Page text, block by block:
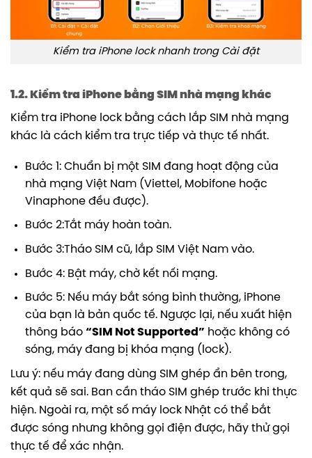
Kiểm tra iPhone lock nhanh trong Cài đặt
1.2. Kiểm tra iPhone bằng SIM nhà mạng khác
Kiểm tra iPhone lock bằng cách lắp SIM nhà mạng
khác là cách kiểm tra trực tiếp và thực tế nhất.
Bước 1: Chuẩn bị một SIM đang hoạt động của
nhà mạng Việt Nam (Viettel, Mobifone hoặc
Vinaphone đều được).
Bước 2:Tắt máy hoàn toàn.
Bước 3:Tháo SIM cũ, lắp SIM Việt Nam vào.
Bước 4: Bật máy, chờ kết nối mạng.
Bước 5: Nếu máy bắt sóng bình thường, iPhone
của bạn là bản quốc tế. Ngược lại, nếu xuất hiện
thông báo “SIM Not Supported” hoặc không có
sóng, máy đang bị khóa mạng (lock).
Lưu ý: nếu máy đang dùng SIM ghép ẩn bên trong,
kết quả sẽ sai. Ban cần tháo SIM ghép trước khi thực
hiện. Ngoài ra, một số máy lock Nhật có thể bắt
được sóng nhưng không gọi điện được, hãy thử gọi
thực tế để xác nhận.